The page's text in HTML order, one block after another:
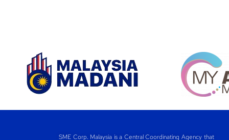
SME Corp. Malaysia is a Central Coordinating Agency that